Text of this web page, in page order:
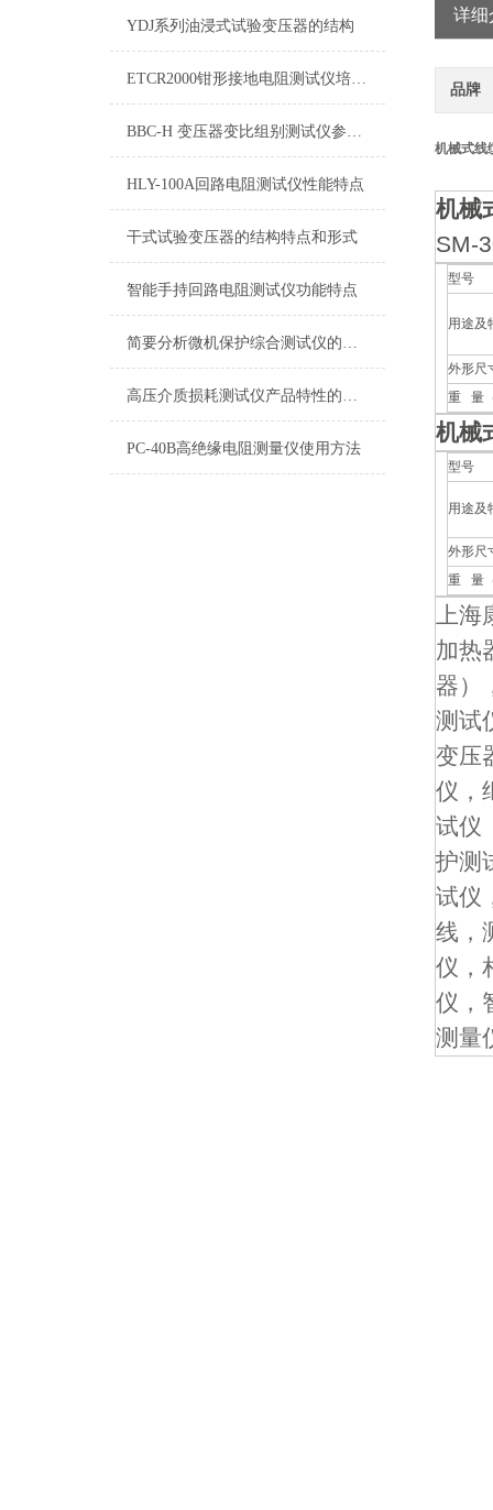
YDJ系列油浸式试验变压器的结构
ETCR2000钳形接地电阻测试仪培训讲解
BBC-H 变压器变比组别测试仪参数型号
HLY-100A回路电阻测试仪性能特点
干式试验变压器的结构特点和形式
智能手持回路电阻测试仪功能特点
简要分析微机保护综合测试仪的特点
高压介质损耗测试仪产品特性的描述
PC-40B高绝缘电阻测量仪使用方法
详细
品牌
机械式线
机械
SM-
型号
用途及
外形尺
重 量
机械
型号
用途及
外形尺
重 量
上
加热
器）
测试
变压
仪，
试仪
护测
试仪
线，
仪，
仪，
测量